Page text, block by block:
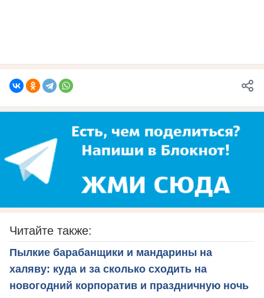
Читайте также:
Пылкие барабанщики и мандарины на
халяву: куда и за сколько сходить на
новогодний корпоратив и праздничную ночь